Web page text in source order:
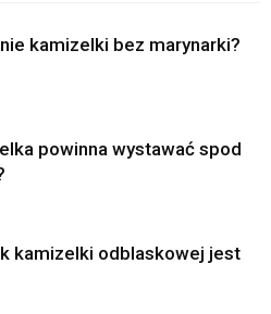
kamizelki bez marynarki?
powinna wystawać spod
kamizelki odblaskowej jest